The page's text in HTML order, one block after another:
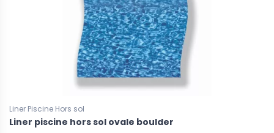
Liner Piscine Hors sol
Liner piscine hors sol ovale boulder